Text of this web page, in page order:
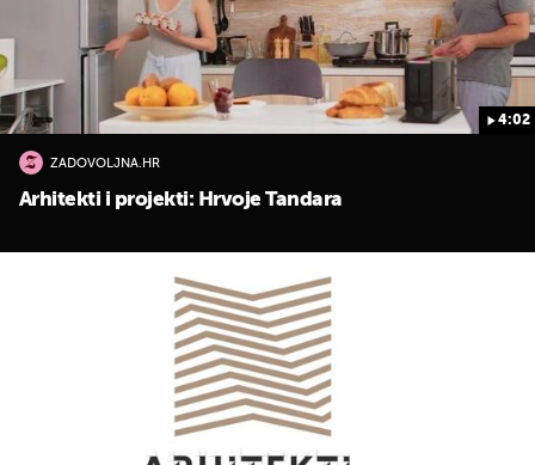
4:02
ZADOVOLJNA.HR
Arhitekti i projekti: Hrvoje Tandara
UKLJUČITE NOTIFIKACIJE